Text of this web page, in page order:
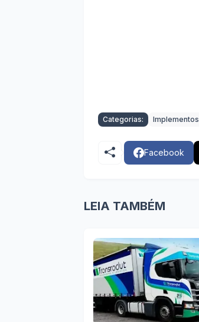
Categorias: Implementos
Facebook
LEIA TAMBÉM